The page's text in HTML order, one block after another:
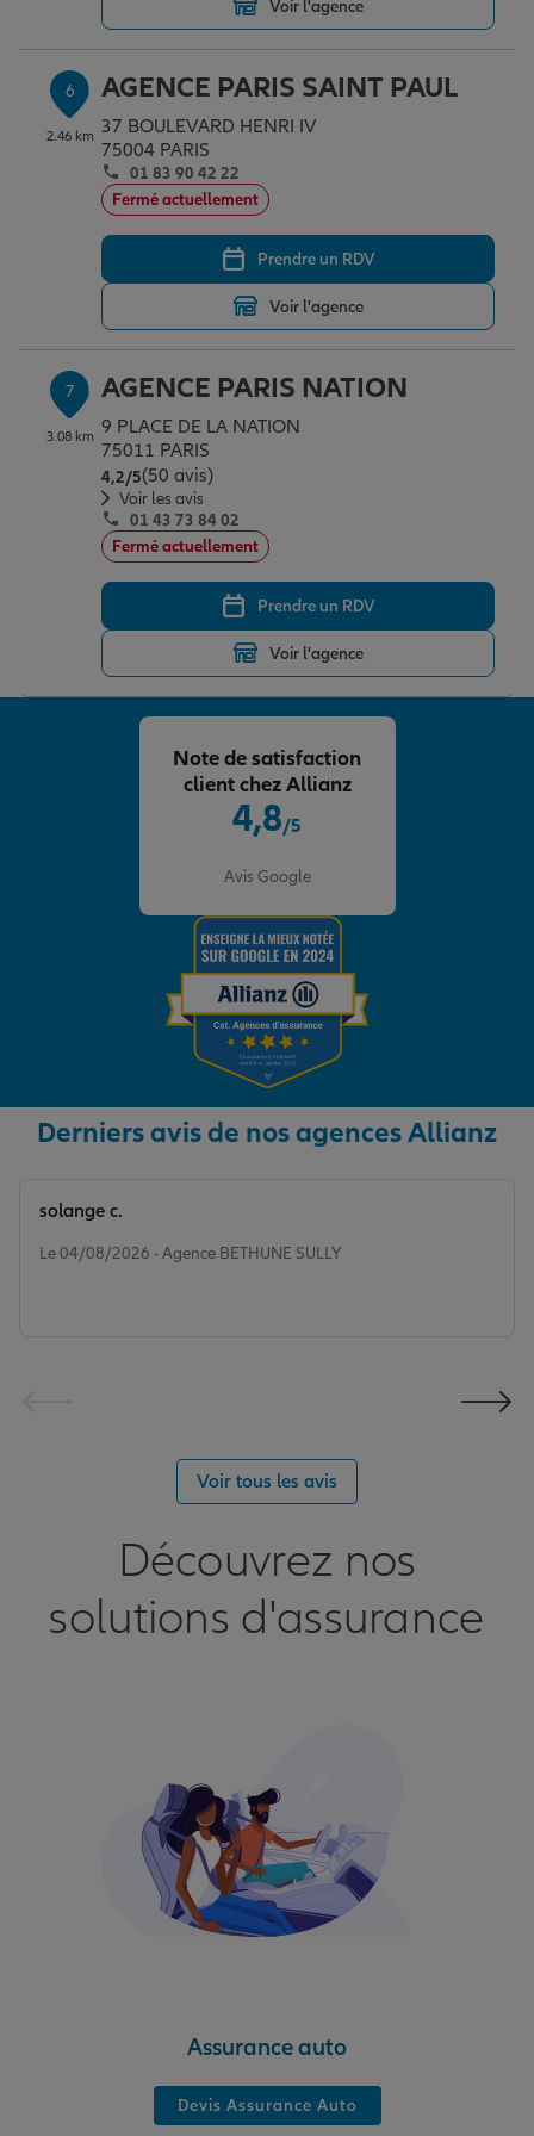
Voir l'agence
6
2.46 km
AGENCE PARIS SAINT PAUL
37 BOULEVARD HENRI IV
75004 PARIS
01 83 90 42 22
Fermé actuellement
Prendre un RDV
Voir l'agence
7
3.08 km
AGENCE PARIS NATION
9 PLACE DE LA NATION
75011 PARIS
4,2/5Note de 4.2 sur 5
(50 avis)
Voir les avis
01 43 73 84 02
Fermé actuellement
Prendre un RDV
Voir l'agence
4,8/5
Avis Google
Note de satisfaction
client chez Allianz
Derniers avis de nos agences Allianz
Le 04/08/2026 - Agence BETHUNE SULLY
solange c.
Voir tous les avis
Découvrez nos
solutions d'assurance
Assurance auto
Devis Assurance Auto